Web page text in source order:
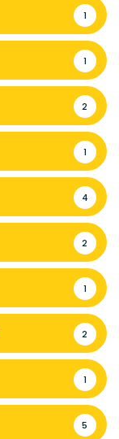
1
1
2
1
4
2
1
2
1
5